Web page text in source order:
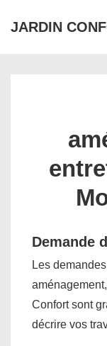
passer
JARDIN
Demande
Les
Confort sont
décrire vos